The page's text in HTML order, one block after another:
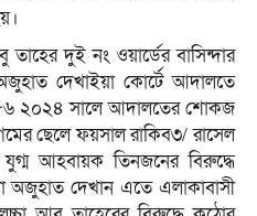
দুই নং ওয়ার্ডের বাসিন্দার
দেখাইয়া কোর্টে আদালতে
২০২৪ সালে আদালতের শোকজ
ছেলে ফয়সাল রাকিব৩/ রাসেল
আহবায়ক তিনজনের বিরুদ্ধে
অজুহাত দেখান এতে এলাকাবাসী